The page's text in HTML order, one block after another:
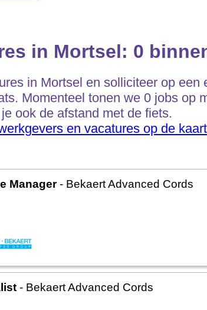
in Mortsel: 0
in Mortsel en solliciteer op
Momenteel tonen we 0 jobs op
ook de afstand met de fiets.
en vacatures op de
Manager- Bekaert Advanced Cords
- Bekaert Advanced Cords